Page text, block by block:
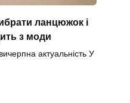
ланцюжок і
з моди
актуальність У